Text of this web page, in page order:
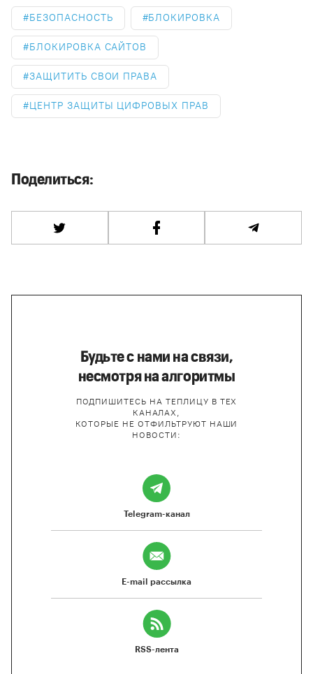
БЕЗОПАСНОСТЬ БЛОКИРОВКА
БЛОКИРОВКА САЙТОВ
ЗАЩИТИТЬ СВОИ ПРАВА
ЦЕНТР ЗАЩИТЫ ЦИФРОВЫХ ПРАВ
Поделиться:
Будьте с нами на связи,
несмотря на алгоритмы
ПОДПИШИТЕСЬ НА ТЕПЛИЦУ В ТЕХ
КАНАЛАХ,
КОТОРЫЕ НЕ ОТФИЛЬТРУЮТ НАШИ
НОВОСТИ:
Telegram-канал
E-mail рассылка
RSS-лента